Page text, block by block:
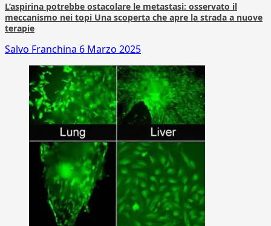
L’aspirina potrebbe ostacolare le metastasi: osservato il
meccanismo nei topi Una scoperta che apre la strada a nuove
terapie
Salvo Franchina 6 Marzo 2025